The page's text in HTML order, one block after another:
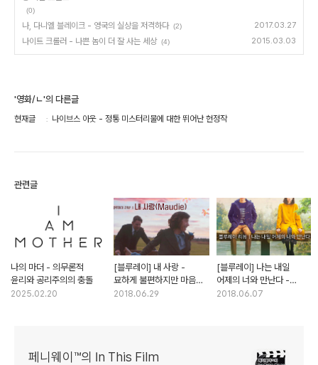
(0)
나, 다니엘 블레이크 - 영국의 실상을 저격하다 (2) 2017.03.27
나이트 크롤러 - 나쁜 놈이 더 잘 사는 세상 (4) 2015.03.03
'영화/ㄴ'의 다른글
현재글 나이브스 아웃 - 정통 미스터리물에 대한 뛰어난 헌정작
관련글
나의 마더 - 의무론적
윤리와 공리주의의 충돌
2025.02.20
[블루레이] 내 사랑 -
묘하게 불편하지만 마음은
너무나 따뜻한
2018.06.29
[블루레이] 나는 내일
어제의 너와 만난다 -
감수성을 자극하는 역방향
2018.06.07
페니웨이™의 In This Film